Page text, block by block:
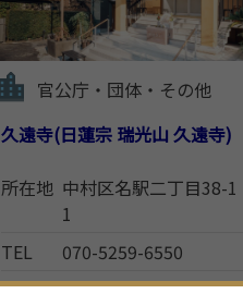
官公庁・団体・その他
久遠寺(日蓮宗 瑞光山 久遠寺)
所在地 中村区名駅二丁目38-1
1
TEL
070-5259-6550